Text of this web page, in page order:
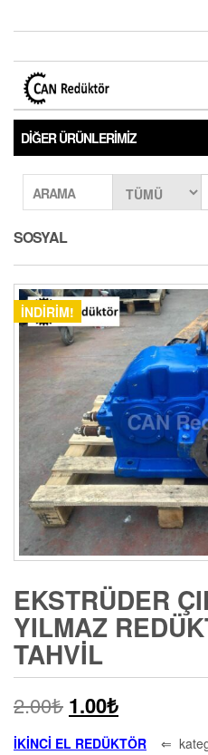
DIĞER ÜRÜNLERIMIZ
ARAMA
SOSYAL
İNDIRIM!
EKSTRÜDER
YILMAZ
TAHVIL
2.00₺ 1.00₺
İKİNCİ EL REDÜKTÖR ⇐